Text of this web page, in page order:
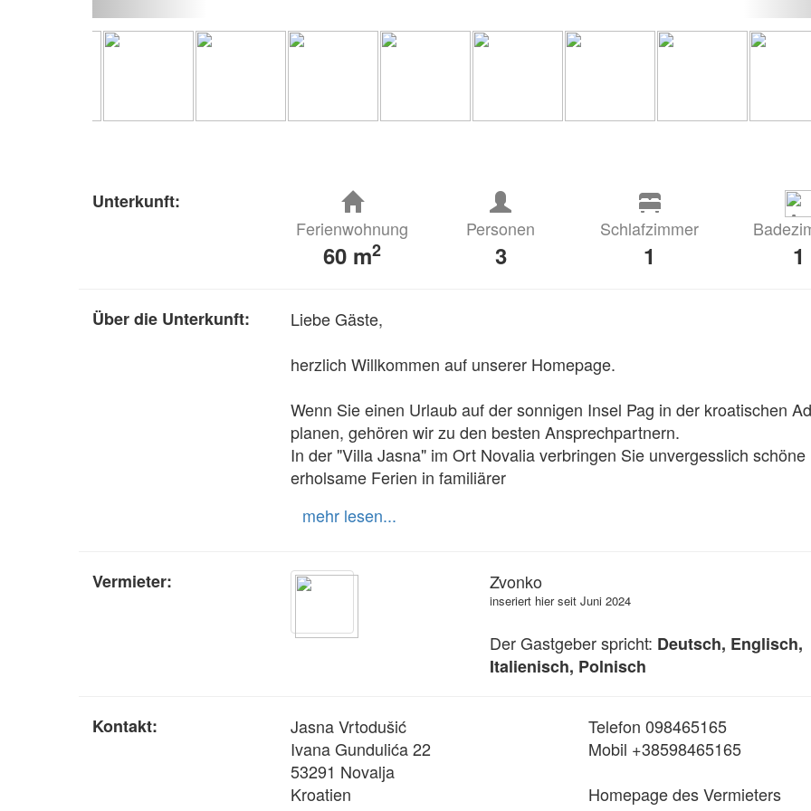
Unterkunft:
Ferienwohnung
60 m2
Personen
3
Schlafzimmer
1 1
Über die Unterkunft:
Liebe Gäste,
herzlich Willkommen auf unserer Homepage.
Wenn Sie einen Urlaub auf der sonnigen Insel Pag in der kroatischen
planen, gehören wir zu den besten Ansprechpartnern.
In der "Villa Jasna" im Ort Novalia verbringen Sie unvergesslich schöne
erholsame Ferien in familiärer
mehr lesen...
Vermieter: Zvonko
inseriert hier seit Juni 2024
Der Gastgeber spricht: Deutsch, Englisch,
Italienisch, Polnisch
Kontakt:
Jasna Vrtodušić
Ivana Gundulića 22
53291 Novalja
Kroatien
Telefon 098465165
Mobil +38598465165
Homepage des Vermieters